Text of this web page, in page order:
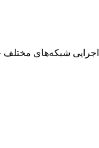
شبکه‌های مختلف